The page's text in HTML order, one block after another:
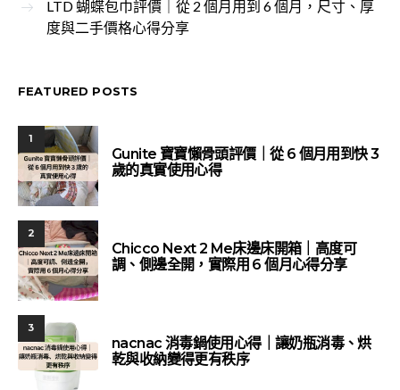
LTD 蝴蝶包巾評價｜從 2 個月用到 6 個月，尺寸、厚
度與二手價格心得分享
FEATURED POSTS
1
Gunite 寶寶懶骨頭評價｜從 6 個月用到快 3
歲的真實使用心得
2
Chicco Next 2 Me床邊床開箱｜高度可
調、側邊全開，實際用 6 個月心得分享
3
nacnac 消毒鍋使用心得｜讓奶瓶消毒、烘
乾與收納變得更有秩序